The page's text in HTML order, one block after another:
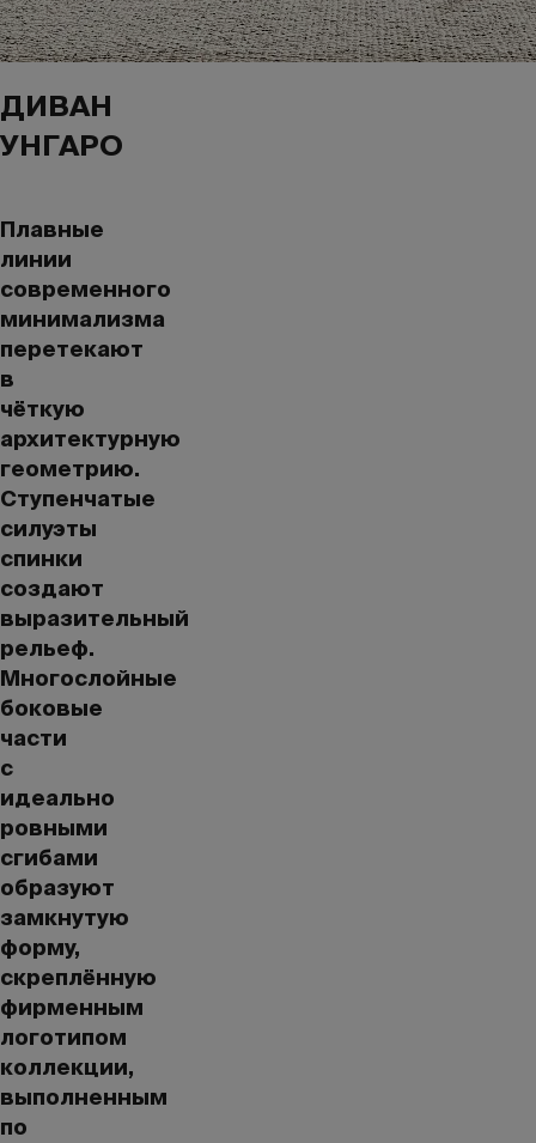
ДИВАН
УНГАРО
Плавные
линии
современного
минимализма
перетекают
в
чёткую
архитектурную
геометрию.
Ступенчатые
силуэты
спинки
создают
выразительный
рельеф.
Многослойные
боковые
части
с
идеально
ровными
сгибами
образуют
замкнутую
форму,
скреплённую
фирменным
логотипом
коллекции,
выполненным
по